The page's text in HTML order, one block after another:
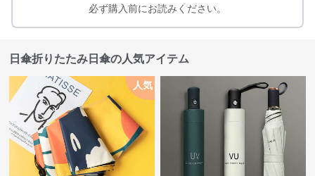
必ず購入前にお読みください。
日傘折りたたみ日傘の人気アイテム
人気